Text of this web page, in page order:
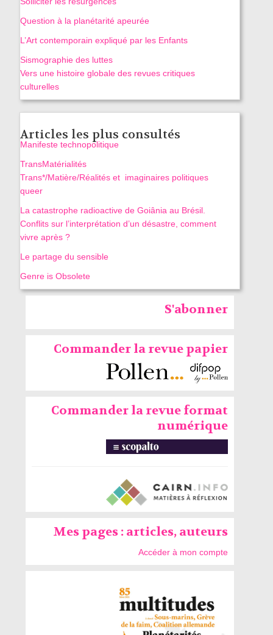
Question à la planétarité apeurée
L’Art contemporain expliqué par les Enfants
Sismographie des luttes
Vers une histoire globale des revues critiques
culturelles
Articles les plus consultés
Manifeste technopolitique
TransMatérialités
Trans*/Matière/Réalités et imaginaires politiques
queer
La catastrophe radioactive de Goiânia au Brésil.
Conflits sur l’interprétation d’un désastre, comment
vivre après ?
Le partage du sensible
Genre is Obsolete
S'abonner
Commander la revue papier
Commander la revue format
numérique
Mes pages : articles, auteurs
Accéder à mon compte